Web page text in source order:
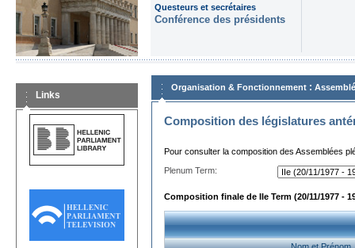
Questeurs et secrétaires
Conférence des présidents
Links
Organisation & Fonctionnement :
Composition des législatures
Pour consulter la composition des Assemblées
Plenum Term:
Composition finale de IIe Term (20/11/1977 -